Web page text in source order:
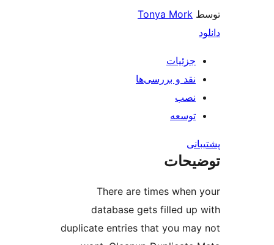
Tonya Mork
There are times
database gets filled
duplicate entries that you